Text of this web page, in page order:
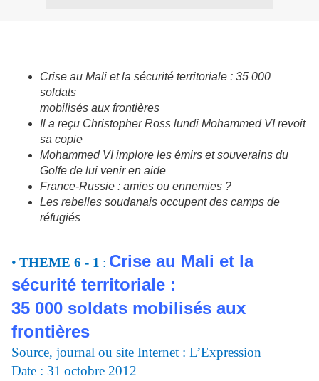
Crise au Mali et la sécurité territoriale : 35 000
soldats
mobilisés aux frontières
Il a reçu Christopher Ross lundi Mohammed VI revoit
sa copie
Mohammed VI implore les émirs et souverains du
Golfe de lui venir en aide
France-Russie : amies ou ennemies ?
Les rebelles soudanais occupent des camps de
réfugiés
• THEME 6 - 1 : Crise au Mali et la
sécurité territoriale :
35 000 soldats mobilisés aux
frontières
Source, journal ou site Internet : L’Expression
Date : 31 octobre 2012